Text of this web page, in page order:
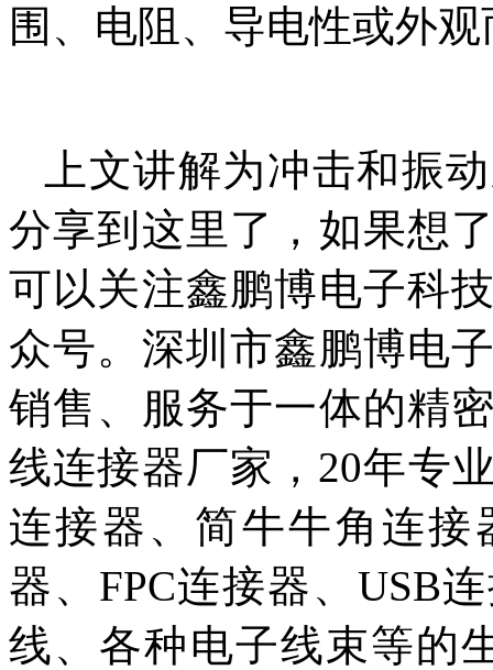
围、电阻、导电性或外
上文讲解为冲击和振
分享到这里了，如果想
可以关注鑫鹏博电子科
众号。深圳市鑫鹏博电
销售、服务于一体的精
线连接器厂家，20年专
连接器、简牛牛角连接
器、FPC连接器、USB
线、各种电子线束等的